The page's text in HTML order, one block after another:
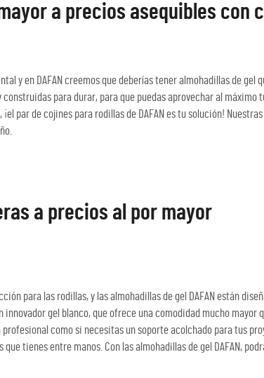
a precios asequibles con
y en DAFAN creemos que deberías tener almohadillas de gel
para durar, para que puedas aprovechar al máximo
par de cojines para rodillas de DAFAN es tu solución!
a precios al por mayor
para las rodillas, y las almohadillas de gel DAFAN están
gel blanco, que ofrece una comodidad mucho
profesional como si necesitas un soporte acolchado para tus
tienes entre manos. Con las almohadillas de gel DAFAN,